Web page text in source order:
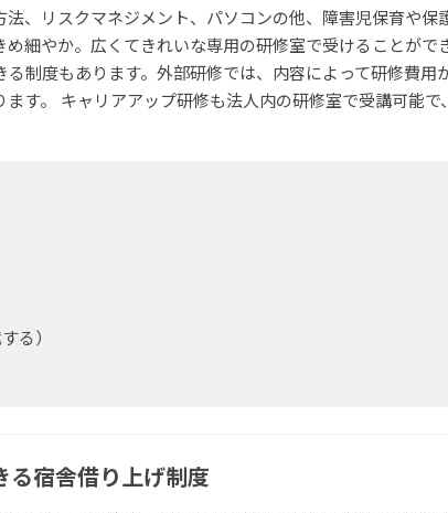
法、リスクマネジメント、パソコンの他、障害児保育や保
細やか。広くてきれいな専用の研修室で受けることがで
制度もあります。外部研修では、内容によって研修費用
す。 キャリアアップ研修も法人内の研修室で受講可能で
る）
る宿舎借り上げ制度